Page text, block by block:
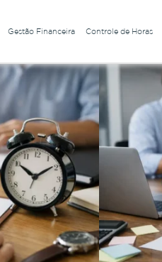
Gestão Financeira Controle de Horas